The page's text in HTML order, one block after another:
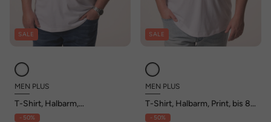
SALE
MEN PLUS
T-Shirt, Halbarm,
Rückenprint, bis 8 XL
- 50%
SALE
MEN PLUS
T-Shirt, Halbarm, Print, bis 8
XL- 50%